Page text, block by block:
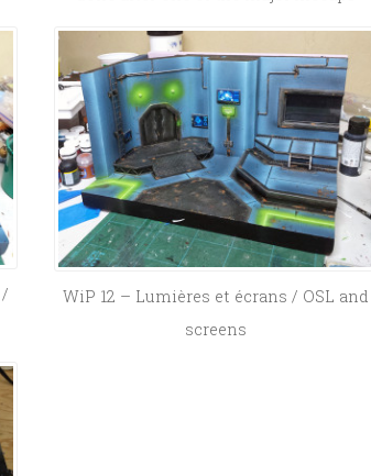
WiP 12 – Lumières et écrans / OSL and
screens